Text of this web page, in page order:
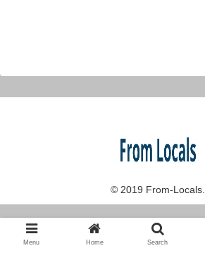
© 2019 From-Locals.
Menu Home Search